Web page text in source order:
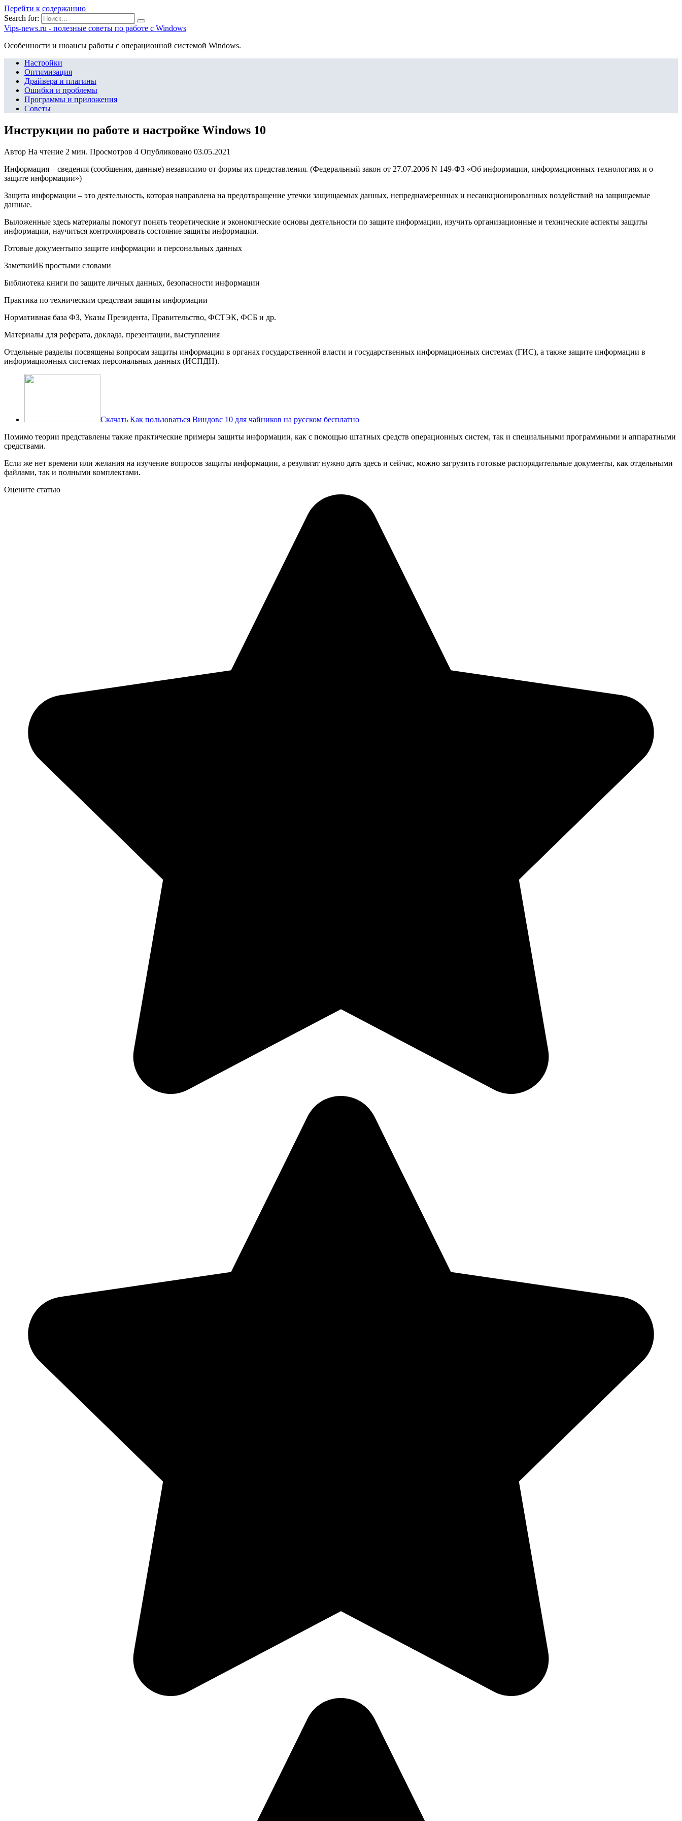
Перейти к содержанию
Search for:
Vips-news.ru - полезные советы по работе с Windows
Особенности и нюансы работы с операционной системой Windows.
Настройки
Оптимизация
Драйвера и плагины
Ошибки и проблемы
Программы и приложения
Советы
Инструкции по работе и настройке Windows 10
Автор На чтение 2 мин. Просмотров 4 Опубликовано 03.05.2021
Информация – сведения (сообщения, данные) независимо от формы их представления. (Федеральный закон от 27.07.2006 N 149-ФЗ «Об информации, информационных технологиях и о
защите информации»)
Защита информации – это деятельность, которая направлена на предотвращение утечки защищаемых данных, непреднамеренных и несанкционированных воздействий на защищаемые
данные.
Выложенные здесь материалы помогут понять теоретические и экономические основы деятельности по защите информации, изучить организационные и технические аспекты защиты
информации, научиться контролировать состояние защиты информации.
Готовые документыпо защите информации и персональных данных
ЗаметкиИБ простыми словами
Библиотека книги по защите личных данных, безопасности информации
Практика по техническим средствам защиты информации
Нормативная база ФЗ, Указы Президента, Правительство, ФСТЭК, ФСБ и др.
Материалы для реферата, доклада, презентации, выступления
Отдельные разделы посвящены вопросам защиты информации в органах государственной власти и государственных информационных системах (ГИС), а также защите информации в
информационных системах персональных данных (ИСПДН).
Скачать Как пользоваться Виндовс 10 для чайников на русском бесплатно
Помимо теории представлены также практические примеры защиты информации, как с помощью штатных средств операционных систем, так и специальными программными и аппаратными
средствами.
Если же нет времени или желания на изучение вопросов защиты информации, а результат нужно дать здесь и сейчас, можно загрузить готовые распорядительные документы, как отдельными
файлами, так и полными комплектами.
Оцените статью